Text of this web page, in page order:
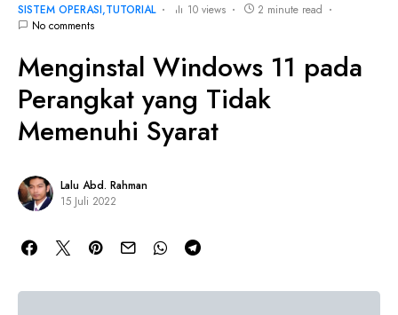
SISTEM OPERASI TUTORIAL 10 views
2 minute read
No comments
Menginstal Windows 11 pada
Perangkat yang Tidak
Memenuhi Syarat
Lalu Abd. Rahman
15 Juli 2022